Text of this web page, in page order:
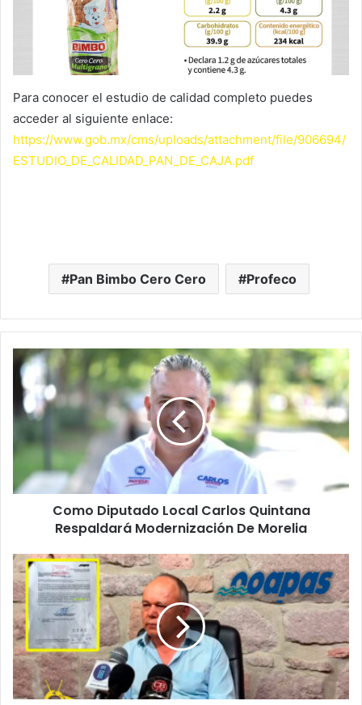
Para conocer el estudio de calidad completo puedes
acceder al siguiente enlace:
https://www.gob.mx/cms/uploads/attachment/file/906694/
ESTUDIO_DE_CALIDAD_PAN_DE_CAJA.pdf
Pan Bimbo Cero Cero Profeco
Como
Diputado
Local
Carlos
Quintana
Respaldará
Modernización
Morelia
Como Diputado Local Carlos Quintana
Respaldará Modernización De Morelia
#Morelia
Ooapas
Le
Responde
A
CEAC:
No
Tienen
Autoridad